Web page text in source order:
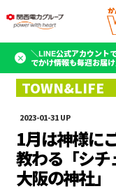
＼LINE公式アカウント
でかけ情報も毎週お届
2023-01-31
1月は神様に
教わる「シチ
大阪の神社」